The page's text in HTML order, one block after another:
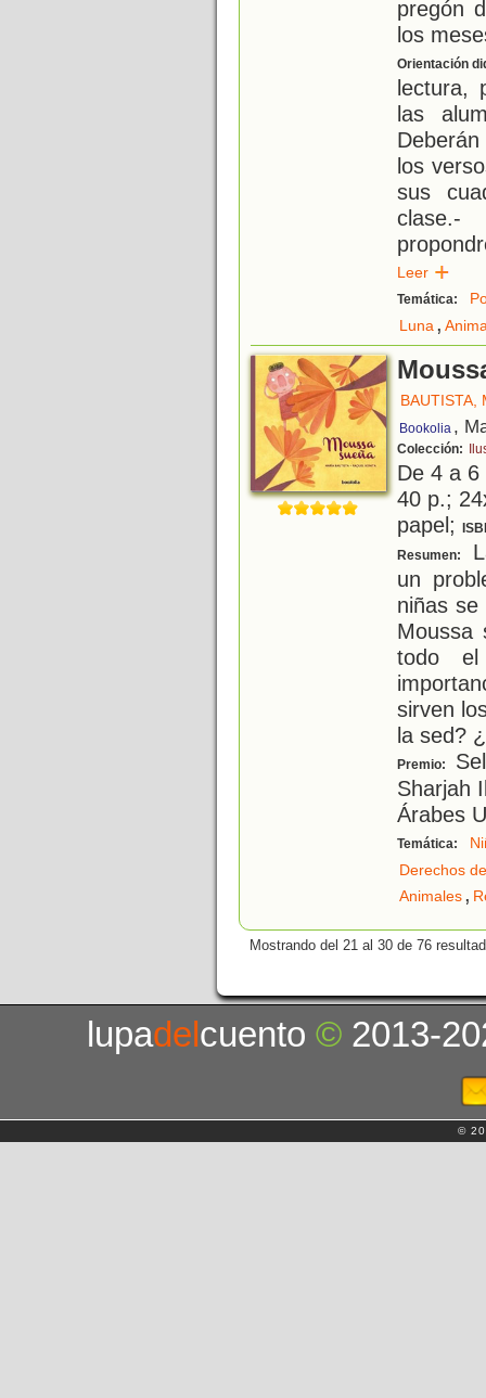
pregón
los
Orientación
lectura,
las
los
sus
Leer
Temática:
Luna,
BAUTISTA,
Bookolia ,
Colección:
De 4 a
40 p.;
papel;
Resumen:
un
niñas
Moussa
todo
sirven
la sed?
Premio:
Sharjah
Árabes
Temática:
Derechos
Animales,
Mostrando del 21 al 30 de 76
lupadelcuento© 2013-
©